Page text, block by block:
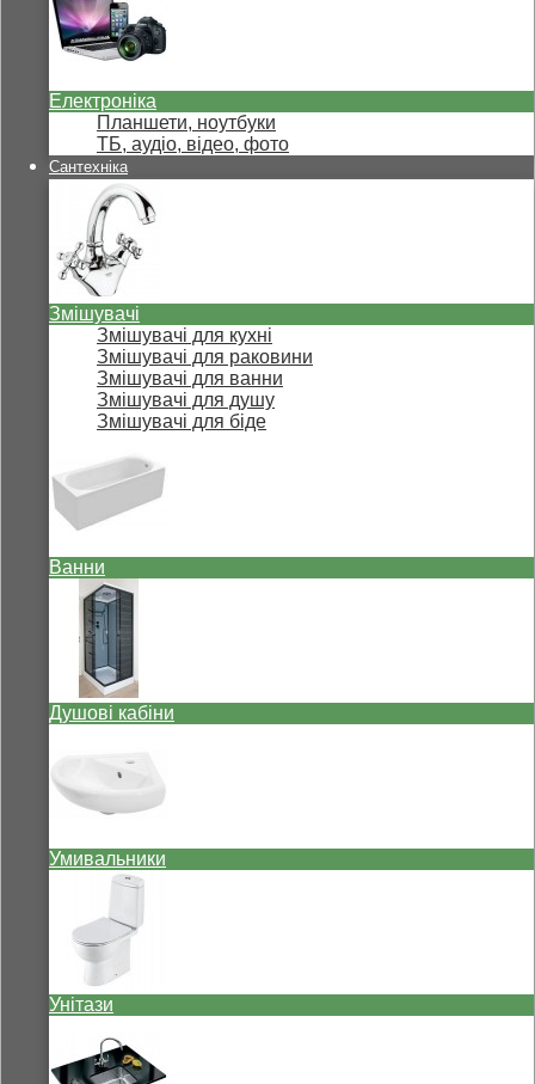
Електроніка
Планшети, ноутбуки
ТБ, аудіо, відео, фото
Сантехніка
Змішувачі
Змішувачі для кухні
Змішувачі для раковини
Змішувачі для ванни
Змішувачі для душу
Змішувачі для біде
Ванни
Душові кабіни
Умивальники
Унітази